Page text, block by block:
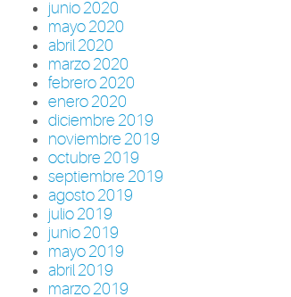
junio 2020
mayo 2020
abril 2020
marzo 2020
febrero 2020
enero 2020
diciembre 2019
noviembre 2019
octubre 2019
septiembre 2019
agosto 2019
julio 2019
junio 2019
mayo 2019
abril 2019
marzo 2019